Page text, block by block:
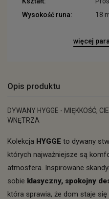
Wysokość runa:
18
więcej
Opis produktu
DYWANY HYGGE - MIĘKKOŚĆ,
WNĘTRZA
Kolekcja HYGGE to dywany
których najważniejsze są
atmosfera. Inspirowane
sobie klasyczny, spokojny
która sprawia, że dom staje